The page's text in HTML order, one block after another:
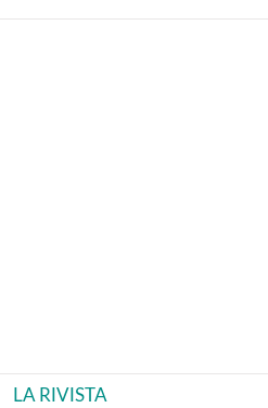
LA RIVISTA